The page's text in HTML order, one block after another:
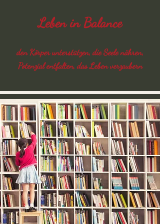
Leben in Balance
den Körper unterstützen, die Seele nähren,
Potenzial entfalten, das Leben verzaubern